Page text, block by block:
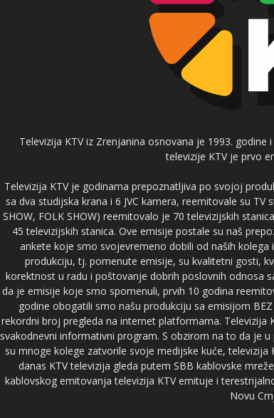
Televizija KTV iz Zrenjanina osnovana je 1993.
televizije KTV je prvo
Televizija KTV je godinama prepoznatljiva po svojoj
sa dva studijska krana i 6 JVC kamera, reemitovale su
SHOW, FOLK SHOW) reemitovalo je 70 televizijskih
45 televizijskih stanica. Ove emisije postale su naš
ankete koje smo svojevremeno dobili od naših kolega
produkciju, tj. pomenute emisije, su kvalitetni gosti,
korektnost u radu i poštovanje dobrih poslovnih odnosa
da je emisije koje smo spomenuli, prvih 10 godina
godine obogatili smo našu produkciju sa emisijom
rekordni broj pregleda na internet platformama. Televizija
svakodnevni informativni program. S obzirom na to da je
su mnoge kolege zatvorile svoje medijske kuće,
danas KTV televizija gleda putem SBB kablovske
kablovskog emitovanja televizija KTV emituje i
Novu